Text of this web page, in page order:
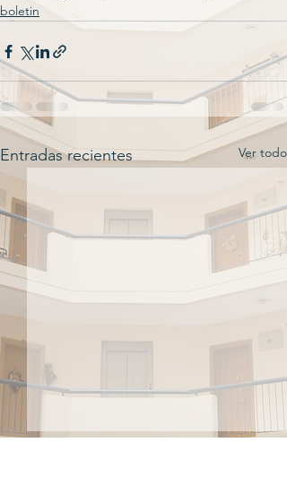
boletin
Entradas recientes Ver todo